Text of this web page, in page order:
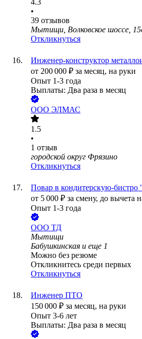
4.3
•
39 отзывов
Мытищи, Волковское шоссе,
Откликнуться
Инженер-конструктор
от 200 000 ₽ за месяц, на руки
Опыт 1-3 года
Выплаты: Два раза в месяц
ООО ЭЛМАС
1.5
•
1 отзыв
городской округ Фрязино
Откликнуться
Повар в кондитерскую-
от 5 000 ₽ за смену, до вычета
Опыт 1-3 года
ООО ТД
Мытищи
Бабушкинская и еще 1
Можно без резюме
Откликнитесь среди первых
Откликнуться
Инженер ПТО
150 000 ₽ за месяц, на руки
Опыт 3-6 лет
Выплаты: Два раза в месяц